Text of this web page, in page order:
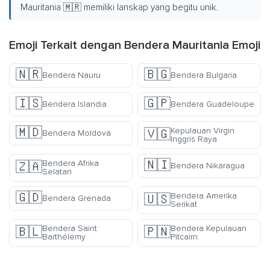
Mauritania 🇲🇷 memiliki lanskap yang begitu unik.
Emoji Terkait dengan Bendera Mauritania Emoji
🇳🇷Bendera Nauru 🇧🇬Bendera Bulgaria
🇮🇸Bendera Islandia 🇬🇵Bendera Guadeloupe
🇲🇩Bendera Moldova 🇻🇬Kepulauan Virgin
Inggris Raya
🇿🇦Bendera Afrika
Selatan
🇳🇮Bendera Nikaragua
🇬🇩Bendera Grenada 🇺🇸Bendera Amerika
Serikat
🇧🇱Bendera Saint
Barthélemy
🇵🇳Bendera Kepulauan
Pitcairn